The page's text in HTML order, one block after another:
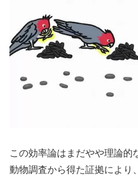
この効率論はまだやや理論的
動物調査から得た証拠により、